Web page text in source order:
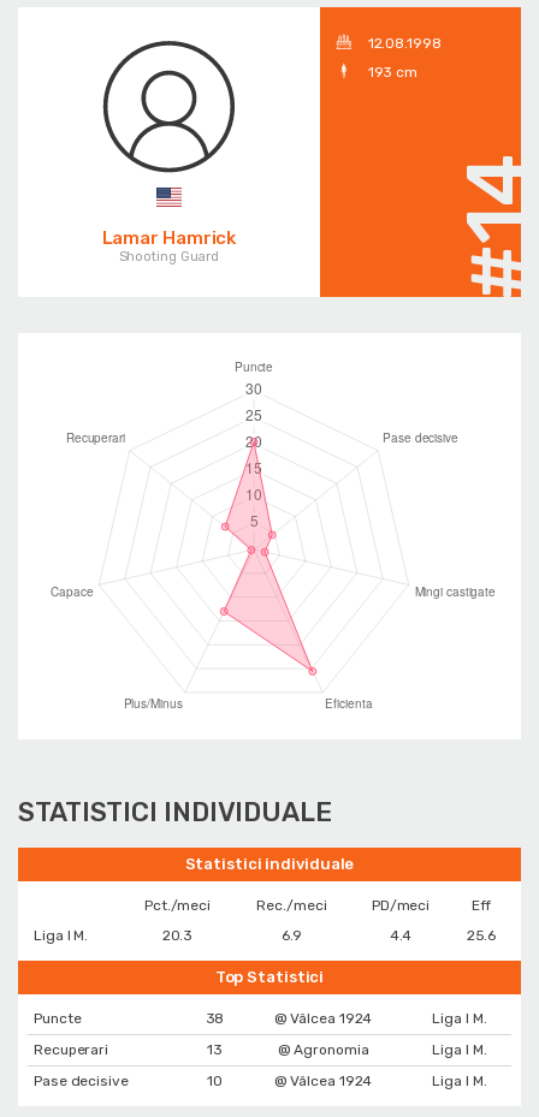
Lamar Hamrick
Shooting Guard
12.08.1998
193 cm
STATISTICI INDIVIDUALE
Statistici individuale
Pct./meci Rec./meci PD/meci
Eff
Liga I M.
20.3 6.9 4.4 25.6
Top Statistici
Puncte 38 @ Vâlcea 1924
Liga I M.
Recuperari
13 @ Agronomia
Liga I M.
Pase decisive
10 @ Vâlcea 1924 Liga I M.